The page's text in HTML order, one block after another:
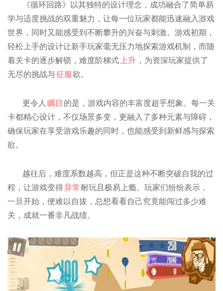
《循环回路》以其独特的设计理念，成功融合了简单易
学与适度挑战的双重魅力，让每一位玩家都能迅速融入游戏
世界，同时又能感受到不断攀升的兴奋与刺激。游戏初期，
轻松上手的设计让新手玩家毫无压力地探索游戏机制，而随
着关卡的逐步解锁，难度阶梯式 上升 ，为资深玩家提供了
无尽的挑战与征服 欲。
更令人 瞩目 的是，游戏内容的丰富度超乎想象。每一关
卡都精心设计，不仅场景多变，更融入了多种元素与障碍，
确保玩家在享受游戏乐趣的同时，也能感受到新鲜感与探索
欲。
越往后，难度系数越高，但正是这种不断突破自我的过
程，让游戏变得异常 耐玩且极易上瘾。玩家们纷纷表示，
一旦开始，便难以自拔，总想看看自己究竟能闯过多少难
关，成就一番非凡战绩。